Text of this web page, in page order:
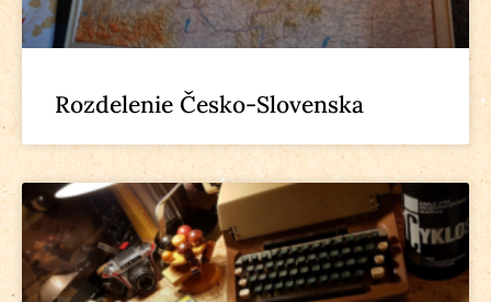
Rozdelenie Česko-Slovenska